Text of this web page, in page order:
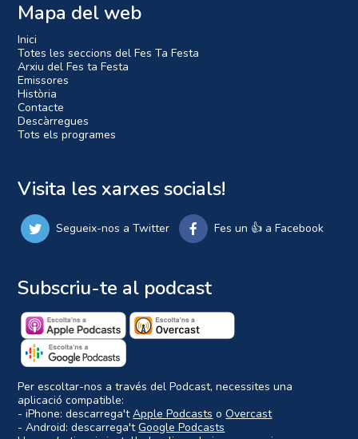
Mapa del web
Inici
Totes les seccions del Fes Ta Festa
Arxiu del Fes ta Festa
Emissores
Història
Contacte
Descàrregues
Tots els programes
Visita les xarxes socials!
Segueix-nos a Twitter Fes un 👍 a Facebook
Subscriu-te al podcast
Per escoltar-nos a través del Podcast, necessites una
aplicació compatible:
- iPhone: descarrega'tApple Podcasts oOvercast
- Android: descarrega'tGoogle Podcasts